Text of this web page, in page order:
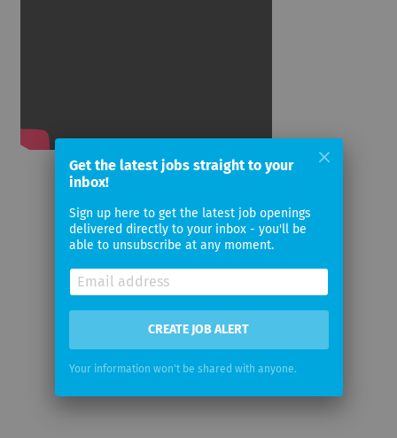
Get the latest jobs straight to your
inbox!
Sign up here to get the latest job openings
delivered directly to your inbox - you'll be
able to unsubscribe at any moment.
CREATE JOB ALERT
Your information won't be shared with anyone.